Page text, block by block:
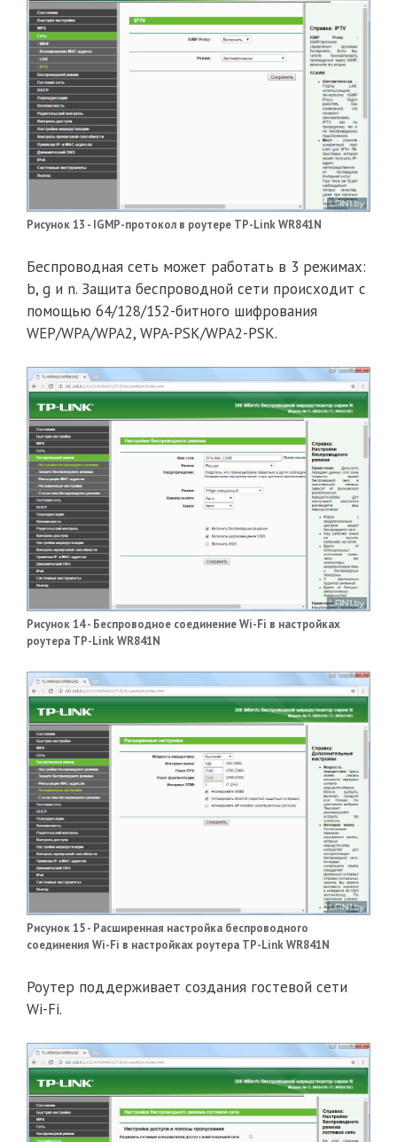
Рисунок 13 - IGMP-протокол в роутере TP-Link WR841N
Беспроводная сеть может работать в 3 режимах:
b, g и n. Защита беспроводной сети происходит с
помощью 64/128/152-битного шифрования
WEP/WPA/WPA2, WPA-PSK/WPA2-PSK.
Рисунок 14 - Беспроводное соединение Wi-Fi в настройках
роутера TP-Link WR841N
Рисунок 15 - Расширенная настройка беспроводного
соединения Wi-Fi в настройках роутера TP-Link WR841N
Роутер поддерживает создания гостевой сети
Wi-Fi.